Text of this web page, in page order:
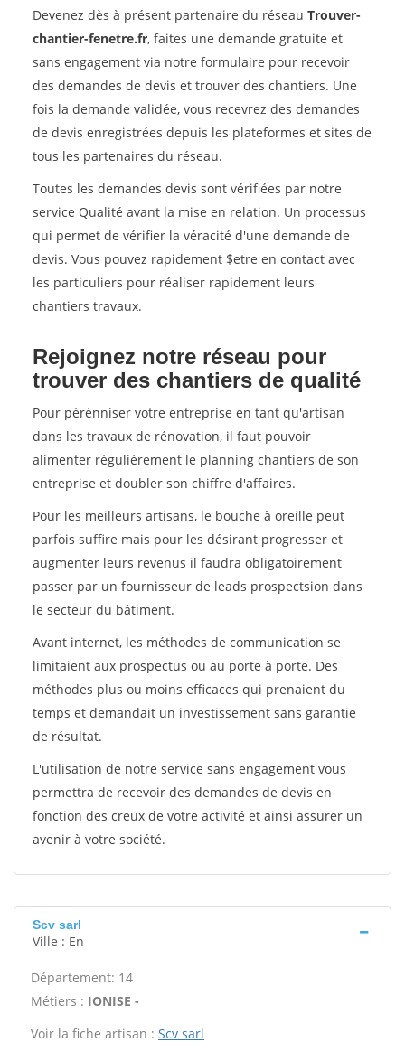
Devenez dès à présent partenaire du réseau Trouver-
chantier-fenetre.fr, faites une demande gratuite et
sans engagement via notre formulaire pour recevoir
des demandes de devis et trouver des chantiers. Une
fois la demande validée, vous recevrez des demandes
de devis enregistrées depuis les plateformes et sites de
tous les partenaires du réseau.
Toutes les demandes devis sont vérifiées par notre
service Qualité avant la mise en relation. Un processus
qui permet de vérifier la véracité d'une demande de
devis. Vous pouvez rapidement $etre en contact avec
les particuliers pour réaliser rapidement leurs
chantiers travaux.
Rejoignez notre réseau pour
trouver des chantiers de qualité
Pour pérénniser votre entreprise en tant qu'artisan
dans les travaux de rénovation, il faut pouvoir
alimenter régulièrement le planning chantiers de son
entreprise et doubler son chiffre d'affaires.
Pour les meilleurs artisans, le bouche à oreille peut
parfois suffire mais pour les désirant progresser et
augmenter leurs revenus il faudra obligatoirement
passer par un fournisseur de leads prospectsion dans
le secteur du bâtiment.
Avant internet, les méthodes de communication se
limitaient aux prospectus ou au porte à porte. Des
méthodes plus ou moins efficaces qui prenaient du
temps et demandait un investissement sans garantie
de résultat.
L'utilisation de notre service sans engagement vous
permettra de recevoir des demandes de devis en
fonction des creux de votre activité et ainsi assurer un
avenir à votre société.
Scv sarl
Ville : En
Département: 14
Métiers : IONISE -
Voir la fiche artisan : Scv sarl